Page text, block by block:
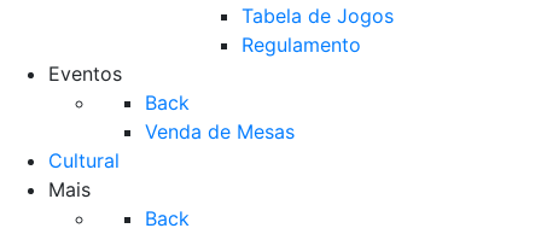
Tabela de Jogos
Regulamento
Eventos
Back
Venda de Mesas
Cultural
Mais
Back